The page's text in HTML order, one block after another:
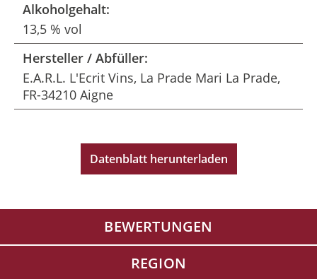
Alkoholgehalt:
13,5 % vol
Hersteller / Abfüller:
E.A.R.L. L'Ecrit Vins, La Prade Mari La Prade,
FR-34210 Aigne
Datenblatt herunterladen
BEWERTUNGEN
REGION